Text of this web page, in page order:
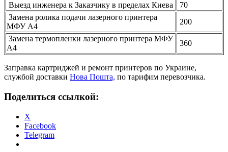
Выезд инженера к Заказчику в пределах Киева
70
Замена ролика подачи лазерного принтера
МФУ А4
200
Замена термопленки лазерного принтера МФУ
А4
360
Заправка картриджей и ремонт принтеров по Украине,
службой доставки Нова Пошта, по тарифим перевозчика.
Поделиться ссылкой:
X
Facebook
Telegram